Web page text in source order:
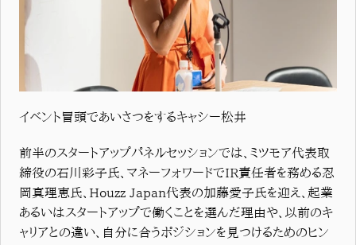
イベント冒頭であいさつをするキャシー松井
前半のスタートアップパネルセッションでは、ミツモア代表取
締役の石川彩子氏、マネーフォワードでIR責任者を務める忍
岡真理恵氏、Houzz Japan代表の加藤愛子氏を迎え、起業
あるいはスタートアップで働くことを選んだ理由や、以前のキ
ャリアとの違い、自分に合うポジションを見つけるためのヒン